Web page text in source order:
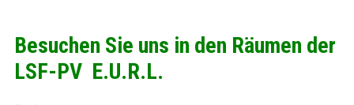
Besuchen Sie uns in den Räumen der
LSF-PV E.U.R.L.